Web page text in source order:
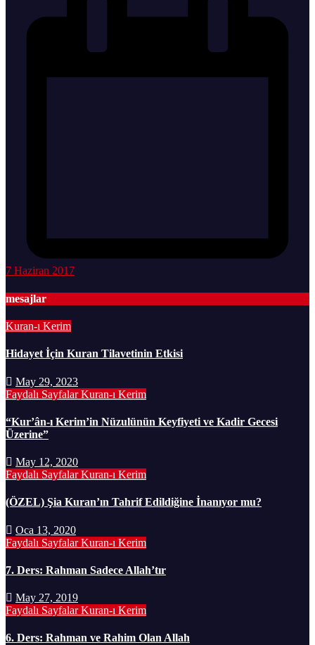
7 Haziran 2017
mesajlar
Kuran-ı Kerim
Hidayet İçin Kuran Tilavetinin Etkisi
May 29, 2023
Faydalı SayfalarKuran-ı Kerim
“Kur’ân-ı Kerim’in Nüzulünün Keyfiyeti ve Kadir Gecesi
Üzerine”
May 12, 2020
Faydalı SayfalarKuran-ı Kerim
(ÖZEL) Şia Kuran’ın Tahrif Edildiğine İnanıyor mu?
Oca 13, 2020
Faydalı SayfalarKuran-ı Kerim
7. Ders: Rahman Sadece Allah’tır
May 27, 2019
Faydalı SayfalarKuran-ı Kerim
6. Ders: Rahman ve Rahim Olan Allah